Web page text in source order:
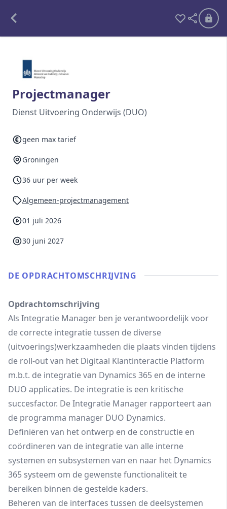
Freelance
Detachering
Interim opdrachten statistiek
Projectmanager
Dienst Uitvoering Onderwijs (DUO)
geen max tarief
Groningen
36 uur per week
Algemeen-projectmanagement
01 juli 2026
30 juni 2027
DE OPDRACHT­OMSCHRIJVING
Opdrachtomschrijving
Als Integratie Manager ben je verantwoordelijk voor
de correcte integratie tussen de diverse
(uitvoerings)werkzaamheden die plaats vinden tijdens
de roll-out van het Digitaal Klantinteractie Platform
m.b.t. de integratie van Dynamics 365 en de interne
DUO applicaties. De integratie is een kritische
succesfactor. De Integratie Manager rapporteert aan
de programma manager DUO Dynamics.
Definiëren van het ontwerp en de constructie en
coördineren van de integratie van alle interne
systemen en subsystemen van en naar het Dynamics
365 systeem om de gewenste functionaliteit te
bereiken binnen de gestelde kaders.
Beheren van de interfaces tussen de deelsystemen